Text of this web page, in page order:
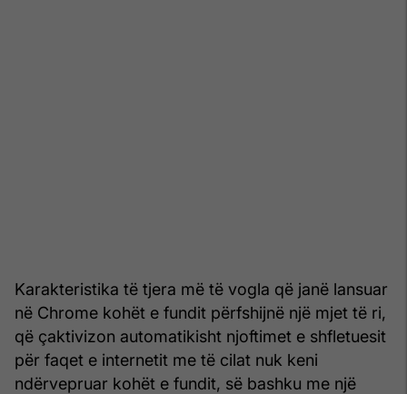
Karakteristika të tjera më të vogla që janë lansuar
në Chrome kohët e fundit përfshijnë një mjet të ri,
që çaktivizon automatikisht njoftimet e shfletuesit
për faqet e internetit me të cilat nuk keni
ndërvepruar kohët e fundit, së bashku me një